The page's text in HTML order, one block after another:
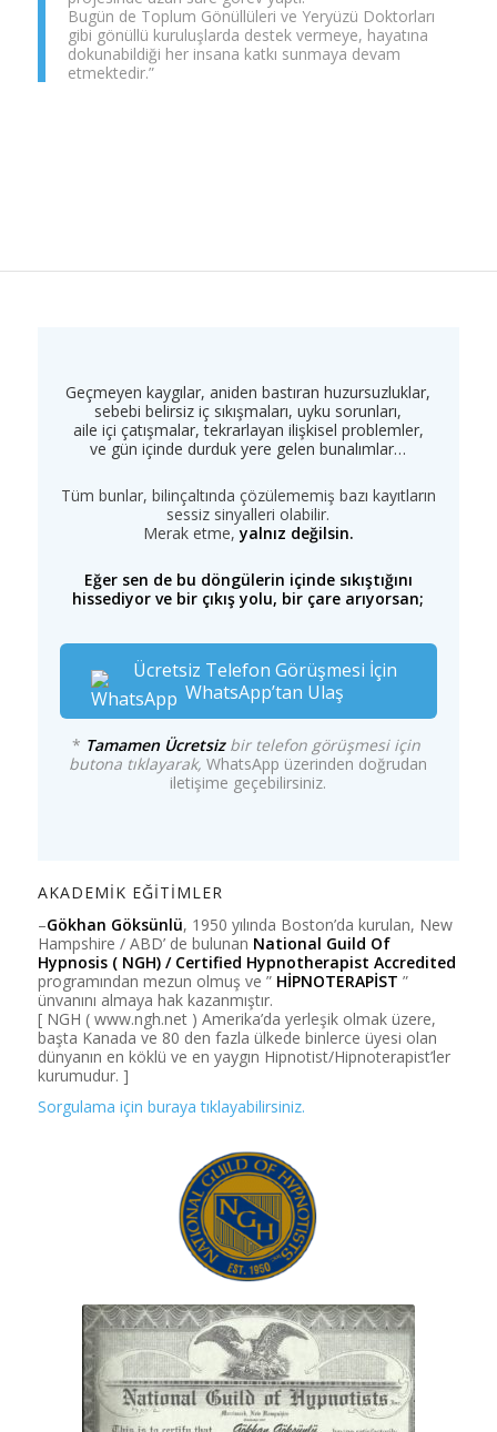
Bugün de Toplum Gönüllüleri ve Yeryüzü Doktorları
gibi gönüllü kuruluşlarda destek vermeye, hayatına
dokunabildiği her insana katkı sunmaya devam
etmektedir.”
Geçmeyen kaygılar, aniden bastıran huzursuzluklar,
sebebi belirsiz iç sıkışmaları, uyku sorunları,
aile içi çatışmalar, tekrarlayan ilişkisel problemler,
ve gün içinde durduk yere gelen bunalımlar…
Tüm bunlar, bilinçaltında çözülememiş bazı kayıtların
sessiz sinyalleri olabilir.
Merak etme,yalnız değilsin.
Eğer sen de bu döngülerin içinde sıkıştığını
hissediyor ve bir çıkış yolu, bir çare arıyorsan;
Ücretsiz Telefon Görüşmesi İçin
WhatsApp’tan Ulaş
* Tamamen Ücretsizbir telefon görüşmesi için
butona tıklayarak,WhatsApp üzerinden doğrudan
iletişime geçebilirsiniz.
AKADEMİK EĞİTİMLER
–Gökhan Göksünlü, 1950 yılında Boston’da kurulan, New
Hampshire / ABD’ de bulunan National Guild Of
Hypnosis ( NGH) / Certified Hypnotherapist Accredited
programından mezun olmuş ve ” HİPNOTERAPİST ”
ünvanını almaya hak kazanmıştır.
[ NGH ( www.ngh.net ) Amerika’da yerleşik olmak üzere,
başta Kanada ve 80 den fazla ülkede binlerce üyesi olan
dünyanın en köklü ve en yaygın Hipnotist/Hipnoterapist’ler
kurumudur. ]
Sorgulama için buraya tıklayabilirsiniz.